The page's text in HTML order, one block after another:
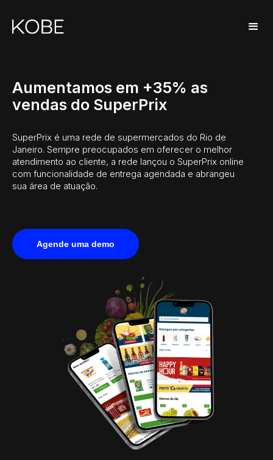
Aumentamos em +35% as
vendas do SuperPrix
SuperPrix é uma rede de supermercados do Rio de
Janeiro. Sempre preocupados em oferecer o melhor
atendimento ao cliente, a rede lançou o SuperPrix online
com funcionalidade de entrega agendada e abrangeu
sua área de atuação.
Agende uma demo